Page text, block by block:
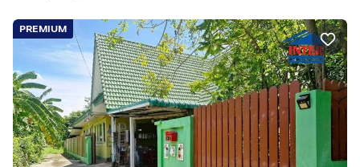
PREMIUM